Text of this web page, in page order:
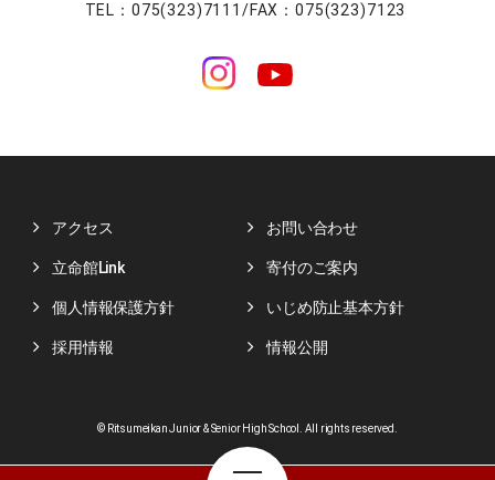
TEL：075(323)7111/FAX：075(323)7123
アクセス お問い合わせ
立命館Link 寄付のご案内
個人情報保護方針 いじめ防止基本方針
採用情報 情報公開
© Ritsumeikan Junior & Senior High School. All rights reserved.